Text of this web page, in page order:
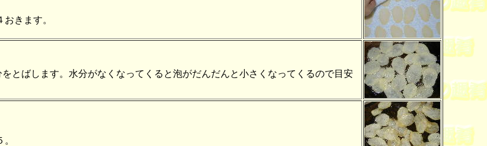
きます。
とばします。水分がなくなってくると泡がだんだんと小さくなってくるので目安